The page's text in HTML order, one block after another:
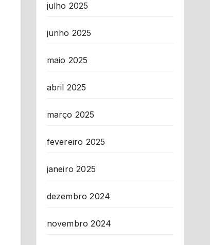
julho 2025
junho 2025
maio 2025
abril 2025
março 2025
fevereiro 2025
janeiro 2025
dezembro 2024
novembro 2024